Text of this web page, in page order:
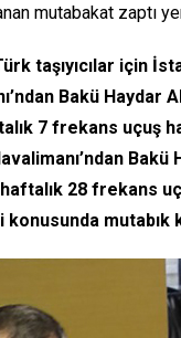
mutabakat zaptı
taşıyıcılar için
Bakü Haydar
7 frekans uçuş
Bakü
haftalık 28 frekans
mutabık